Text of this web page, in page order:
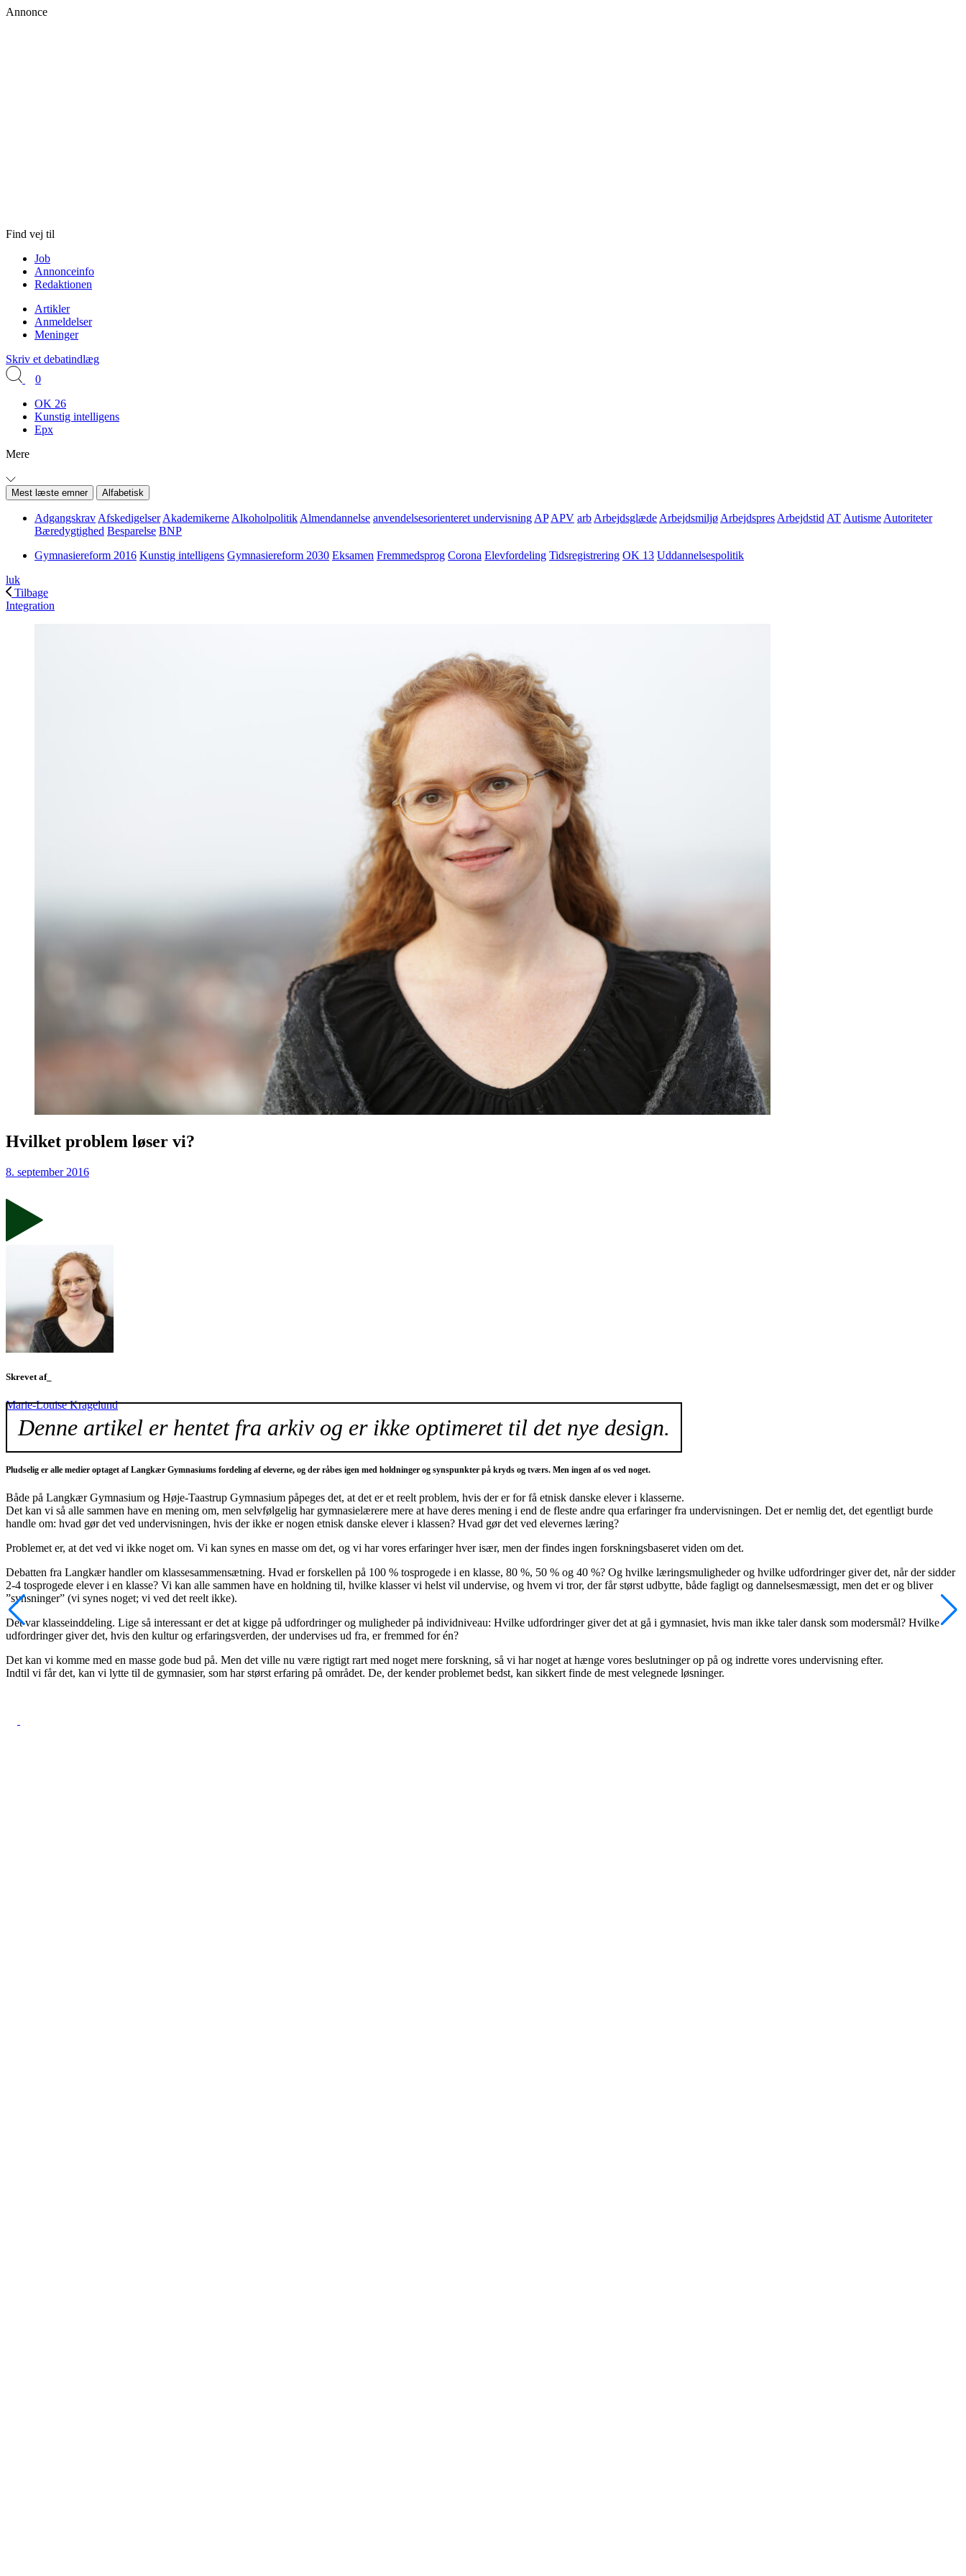
Annonce
Find vej til
Job
Annonceinfo
Redaktionen
Artikler
Anmeldelser
Meninger
Skriv et debatindlæg
0
OK 26
Kunstig intelligens
Epx
Mere
Mest læste emner Alfabetisk
Adgangskrav Afskedigelser Akademikerne Alkoholpolitik Almendannelse anvendelsesorienteret undervisning AP APV arb Arbejdsglæde Arbejdsmiljø Arbejdspres Arbejdstid AT Autisme Autoriteter
Bæredygtighed Besparelse BNP
Gymnasiereform 2016 Kunstig intelligens Gymnasiereform 2030 Eksamen Fremmedsprog Corona Elevfordeling Tidsregistrering OK 13 Uddannelsespolitik
luk
Tilbage
Integration
Hvilket problem løser vi?
8. september 2016
Skrevet af_
Marie-Louise Kragelund
Denne artikel er hentet fra arkiv og er ikke optimeret til det nye design.
Pludselig er alle medier optaget af Langkær Gymnasiums fordeling af eleverne, og der råbes igen med holdninger og synspunkter på kryds og tværs. Men ingen af os ved noget.
Både på Langkær Gymnasium og Høje-Taastrup Gymnasium påpeges det, at det er et reelt problem, hvis der er for få etnisk danske elever i klasserne.
Det kan vi så alle sammen have en mening om, men selvfølgelig har gymnasielærere mere at have deres mening i end de fleste andre qua erfaringer fra undervisningen. Det er nemlig det, det egentligt burde
handle om: hvad gør det ved undervisningen, hvis der ikke er nogen etnisk danske elever i klassen? Hvad gør det ved elevernes læring?
Problemet er, at det ved vi ikke noget om. Vi kan synes en masse om det, og vi har vores erfaringer hver især, men der findes ingen forskningsbaseret viden om det.
Debatten fra Langkær handler om klassesammensætning. Hvad er forskellen på 100 % tosprogede i en klasse, 80 %, 50 % og 40 %? Og hvilke læringsmuligheder og hvilke udfordringer giver det, når der sidder
2-4 tosprogede elever i en klasse? Vi kan alle sammen have en holdning til, hvilke klasser vi helst vil undervise, og hvem vi tror, der får størst udbytte, både fagligt og dannelsesmæssigt, men det er og bliver
”synsninger” (vi synes noget; vi ved det reelt ikke).
Det var klasseinddeling. Lige så interessant er det at kigge på udfordringer og muligheder på individniveau: Hvilke udfordringer giver det at gå i gymnasiet, hvis man ikke taler dansk som modersmål? Hvilke
udfordringer giver det, hvis den kultur og erfaringsverden, der undervises ud fra, er fremmed for én?
Det kan vi komme med en masse gode bud på. Men det ville nu være rigtigt rart med noget mere forskning, så vi har noget at hænge vores beslutninger op på og indrette vores undervisning efter.
Indtil vi får det, kan vi lytte til de gymnasier, som har størst erfaring på området. De, der kender problemet bedst, kan sikkert finde de mest velegnede løsninger.